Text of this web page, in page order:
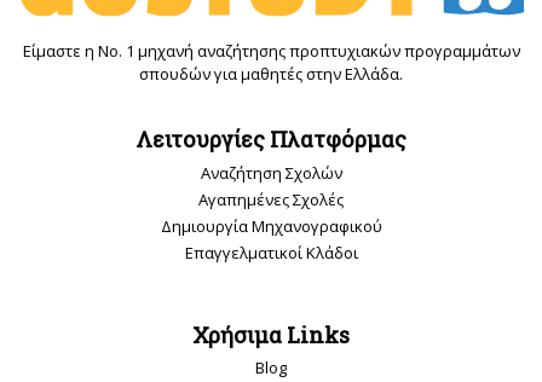
Είμαστε η Νο. 1 μηχανή αναζήτησης προπτυχιακών προγραμμάτων
σπουδών για μαθητές στην Ελλάδα.
Λειτουργίες Πλατφόρμας
Αναζήτηση Σχολών
Αγαπημένες Σχολές
Δημιουργία Μηχανογραφικού
Επαγγελματικοί Κλάδοι
Χρήσιμα Links
Blog